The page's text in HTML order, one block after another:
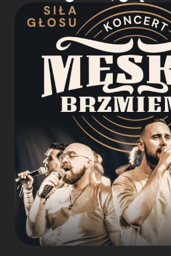
Kategoria
Wyszukaj